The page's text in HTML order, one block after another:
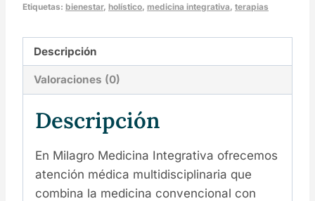
Etiquetas: bienestar, holístico, medicina integrativa, terapias
Descripción
Valoraciones (0)
Descripción
En Milagro Medicina Integrativa ofrecemos
atención médica multidisciplinaria que
combina la medicina convencional con